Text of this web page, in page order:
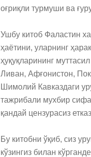
оғриқли турмуши ва
Ушбу китоб Фаластин
ҳаётини, уларнинг
ҳуқуқларининг
Ливан, Афғонистон,
Шимолий Кавказдаги
тажрибали мухбир
қандай цензурасиз
Бу китобни ўқиб, сиз
кўзингиз билан